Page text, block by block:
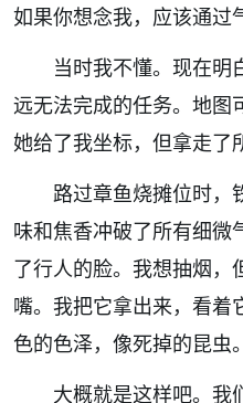
如果你想念我，应该通过
当时我不懂。现在明
远无法完成的任务。地图
她给了我坐标，但拿走了
路过章鱼烧摊位时，
味和焦香冲破了所有细微
了行人的脸。我想抽烟，
嘴。我把它拿出来，看着
色的色泽，像死掉的昆虫。
大概就是这样吧。我